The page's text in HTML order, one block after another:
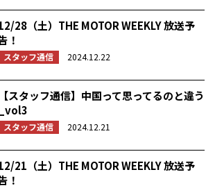
28（土）THE MOTOR WEEKLY 放送予
！
スタッフ通信 2024.12.22
【スタッフ通信】中国って思ってるのと違う
_vol3
スタッフ通信 2024.12.21
21（土）THE MOTOR WEEKLY 放送予
！